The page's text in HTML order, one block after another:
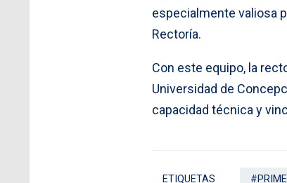
especialmente valiosa
Rectoría.
Con este equipo, la
Universidad de
capacidad técnica y
ETIQUETAS